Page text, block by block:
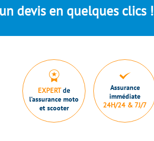
devis en quelques clics !
EXPERTde
l’assurance moto
et scooter
Assurance
immédiate
24H/24 & 7J/7